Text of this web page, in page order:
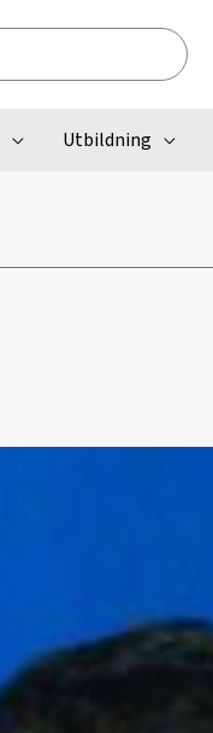
Utbildning